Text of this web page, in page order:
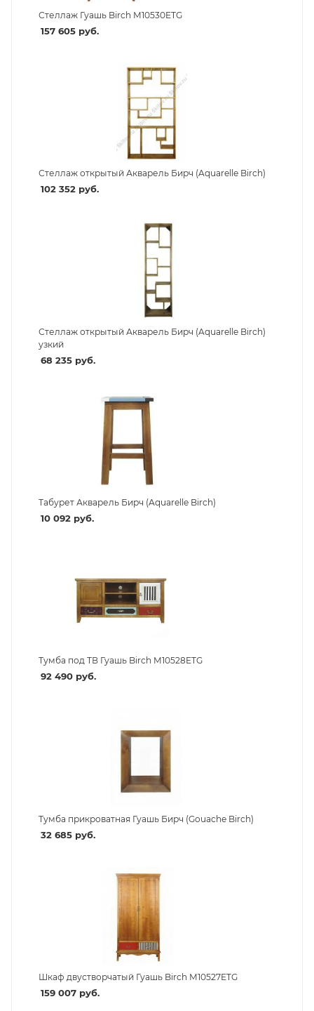
Стеллаж Гуашь Birch М10530ETG
157 605руб.
Стеллаж открытый Акварель Бирч (Aquarelle Birch)
102 352руб.
Стеллаж открытый Акварель Бирч (Aquarelle Birch)
узкий
68 235руб.
Табурет Акварель Бирч (Aquarelle Birch)
10 092руб.
Тумба под ТВ Гуашь Birch M10528ETG
92 490руб.
Тумба прикроватная Гуашь Бирч (Gouache Birch)
32 685руб.
Шкаф двустворчатый Гуашь Birch М10527ETG
159 007руб.